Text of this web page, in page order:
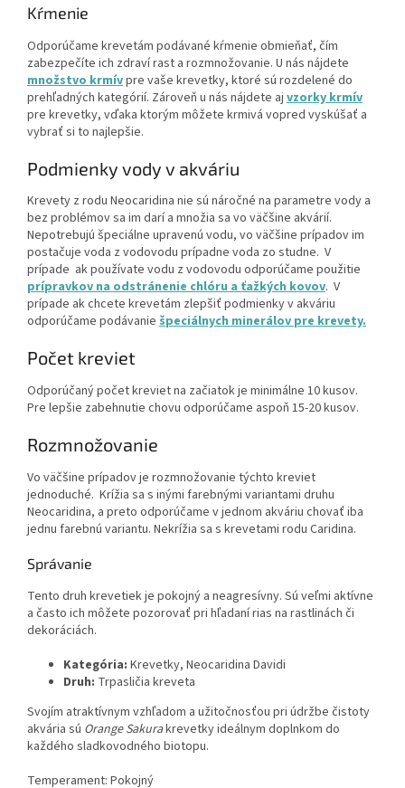
Kŕmenie
Odporúčame krevetám podávané kŕmenie obmieňať, čím
zabezpečíte ich zdraví rast a rozmnožovanie. U nás nájdete
množstvo krmívpre vaše krevetky, ktoré sú rozdelené do
prehľadných kategórií. Zároveň u nás nájdete aj vzorky krmív
pre krevetky, vďaka ktorým môžete krmivá vopred vyskúšať a
vybrať si to najlepšie.
Podmienky vody v akváriu
Krevety z rodu Neocaridina nie sú náročné na parametre vody a
bez problémov sa im darí a množia sa vo väčšine akvárií.
Nepotrebujú špeciálne upravenú vodu, vo väčšine prípadov im
postačuje voda z vodovodu prípadne voda zo studne. V
prípade ak používate vodu z vodovodu odporúčame použitie
prípravkov na odstránenie chlóru a ťažkých kovov. V
prípade ak chcete krevetám zlepšiť podmienky v akváriu
odporúčame podávanie špeciálnych minerálov pre krevety.
Počet kreviet
Odporúčaný počet kreviet na začiatok je minimálne 10 kusov.
Pre lepšie zabehnutie chovu odporúčame aspoň 15-20 kusov.
Rozmnožovanie
Vo väčšine prípadov je rozmnožovanie týchto kreviet
jednoduché. Krížia sa s inými farebnými variantami druhu
Neocaridina, a preto odporúčame v jednom akváriu chovať iba
jednu farebnú variantu. Nekrížia sa s krevetami rodu Caridina.
Správanie
Tento druh krevetiek je pokojný a neagresívny. Sú veľmi aktívne
a často ich môžete pozorovať pri hľadaní rias na rastlinách či
dekoráciách.
Kategória: Krevetky, Neocaridina Davidi
Druh: Trpasličia kreveta
Svojím atraktívnym vzhľadom a užitočnosťou pri údržbe čistoty
akvária sú Orange Sakurakrevetky ideálnym doplnkom do
každého sladkovodného biotopu.
Temperament: Pokojný